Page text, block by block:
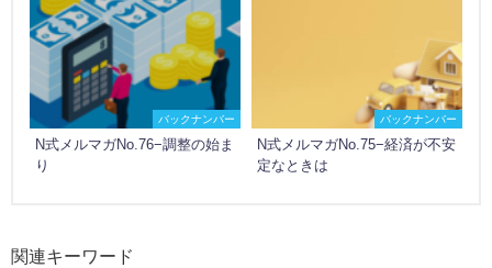
バックナンバー
N式メルマガNo.76−調整の始ま
り
バックナンバー
N式メルマガNo.75−経済が不安
定なときは
関連キーワード